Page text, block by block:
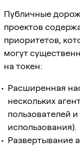
Публичные
проектов
приоритетов,
могут
на токен:
Расширенная
нескольких
пользователей
использования).
Развертывание